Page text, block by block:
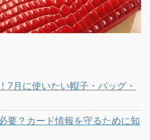
7月に使いたい帽子・バッグ・
要？カード情報を守るために知